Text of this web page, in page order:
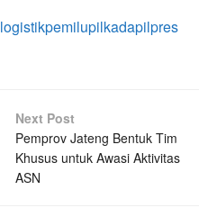
logistikpemilupilkadapilpres
Next Post
Pemprov Jateng Bentuk Tim
Khusus untuk Awasi Aktivitas
ASN